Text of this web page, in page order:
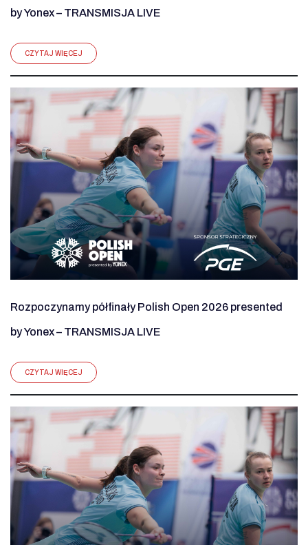
by Yonex – TRANSMISJA LIVE
CZYTAJ WIĘCEJ
Rozpoczynamy półfinały Polish Open 2026 presented
by Yonex – TRANSMISJA LIVE
CZYTAJ WIĘCEJ